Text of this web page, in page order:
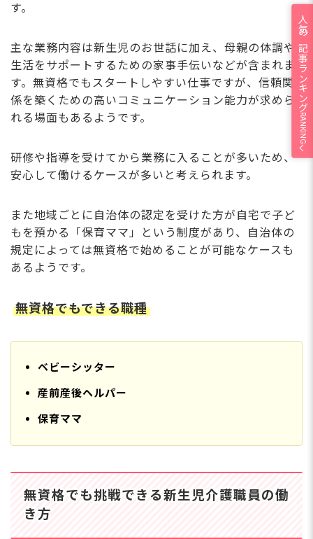
す。
主な業務内容は新生児のお世話に加え、母親の体調や
生活をサポートするための家事手伝いなどが含まれま
す。無資格でもスタートしやすい仕事ですが、信頼関
係を築くための高いコミュニケーション能力が求めら
れる場面もあるようです。
研修や指導を受けてから業務に入ることが多いため、
安心して働けるケースが多いと考えられます。
また地域ごとに自治体の認定を受けた方が自宅で子ど
もを預かる「保育ママ」という制度があり、自治体の
規定によっては無資格で始めることが可能なケースも
あるようです。
無資格でもできる職種
ベビーシッター
産前産後ヘルパー
保育ママ
無資格でも挑戦できる新生児介護職員の働
き方
人気の記事ランキング
RANKING